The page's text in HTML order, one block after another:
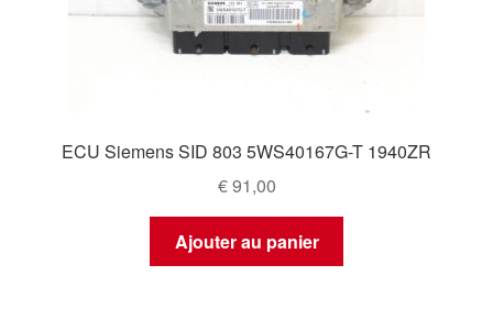
ECU Siemens SID 803 5WS40167G-T 1940ZR
€91,00
Ajouter au panier